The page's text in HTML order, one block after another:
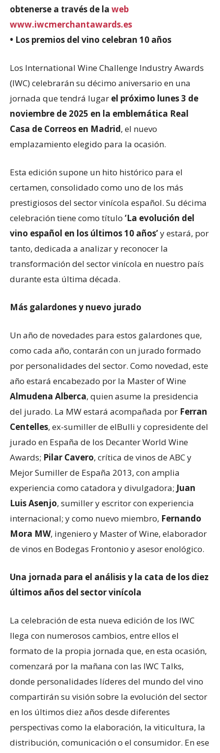
obtenerse a través de la web
www.iwcmerchantawards.es
• Los premios del vino celebran 10 años
Los International Wine Challenge Industry Awards
(IWC) celebrarán su décimo aniversario en una
jornada que tendrá lugar el próximo lunes 3 de
noviembre de 2025 en la emblemática Real
Casa de Correos en Madrid, el nuevo
emplazamiento elegido para la ocasión.
Esta edición supone un hito histórico para el
certamen, consolidado como uno de los más
prestigiosos del sector vinícola español. Su décima
celebración tiene como título ‘La evolución del
vino español en los últimos 10 años’y estará, por
tanto, dedicada a analizar y reconocer la
transformación del sector vinícola en nuestro país
durante esta última década.
Más galardones y nuevo jurado
Un año de novedades para estos galardones que,
como cada año, contarán con un jurado formado
por personalidades del sector. Como novedad, este
año estará encabezado por la Master of Wine
Almudena Alberca, quien asume la presidencia
del jurado. La MW estará acompañada por Ferran
Centelles, ex-sumiller de elBulli y copresidente del
jurado en España de los Decanter World Wine
Awards; Pilar Cavero, crítica de vinos de ABC y
Mejor Sumiller de España 2013, con amplia
experiencia como catadora y divulgadora; Juan
Luis Asenjo, sumiller y escritor con experiencia
internacional; y como nuevo miembro, Fernando
Mora MW, ingeniero y Master of Wine, elaborador
de vinos en Bodegas Frontonio y asesor enológico.
Una jornada para el análisis y la cata de los diez
últimos años del sector vinícola
La celebración de esta nueva edición de los IWC
llega con numerosos cambios, entre ellos el
formato de la propia jornada que, en esta ocasión,
comenzará por la mañana con las IWC Talks,
donde personalidades líderes del mundo del vino
compartirán su visión sobre la evolución del sector
en los últimos diez años desde diferentes
perspectivas como la elaboración, la viticultura, la
distribución, comunicación o el consumidor. En ese